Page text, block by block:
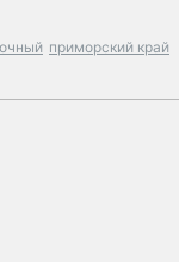
приморский край